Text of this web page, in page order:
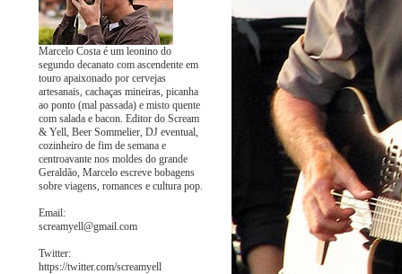
Marcelo Costa é um leonino do
segundo decanato com ascendente em
touro apaixonado por cervejas
artesanais, cachaças mineiras, picanha
ao ponto (mal passada) e misto quente
com salada e bacon. Editor do Scream
& Yell, Beer Sommelier, DJ eventual,
cozinheiro de fim de semana e
centroavante nos moldes do grande
Geraldão, Marcelo escreve bobagens
sobre viagens, romances e cultura pop.
Email:
screamyell@gmail.com
Twitter:
https://twitter.com/screamyell